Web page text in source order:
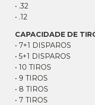
• .32
• .12
CAPACIDADE DE
• 7+1 DISPAROS
• 5+1 DISPAROS
• 10 TIROS
• 9 TIROS
• 8 TIROS
• 7 TIROS